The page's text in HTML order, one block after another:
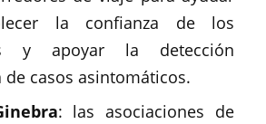
la confianza de los
y apoyar la detección
casos asintomáticos.
: las asociaciones de